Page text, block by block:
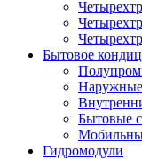
Бытовое
Наружные
Бытовые
Гидромодули